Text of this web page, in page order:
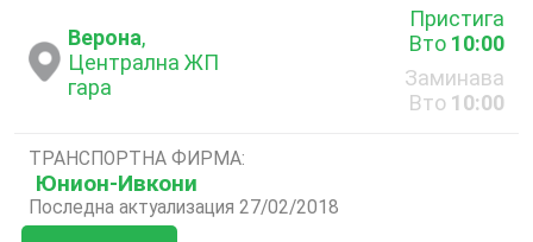
Верона,
Централна ЖП
гара
Пристига
Вто 10:00
Заминава
Вто 10:00
ТРАНСПОРТНА ФИРМА:
Юнион-Ивкони
Последна актуализация 27/02/2018